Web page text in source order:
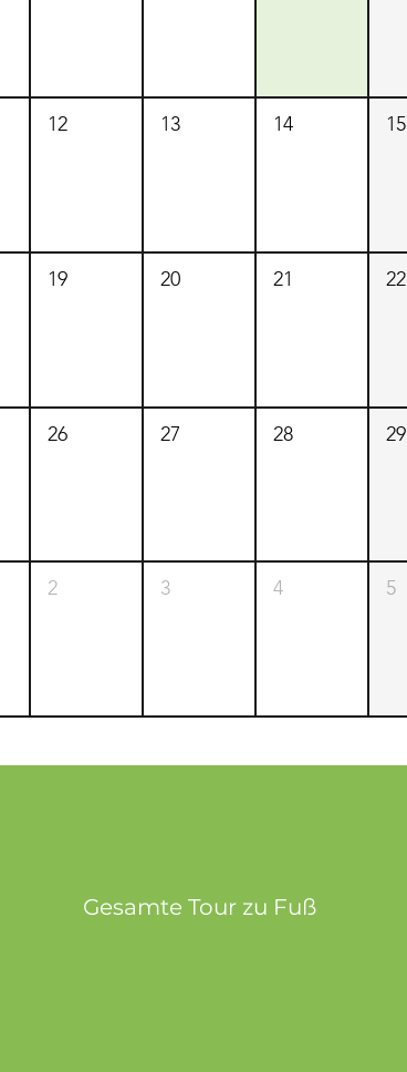
12 13 14 15
19 20 21 22
26 27 28 29
2 3 4 5
Gesamte Tour zu Fuß